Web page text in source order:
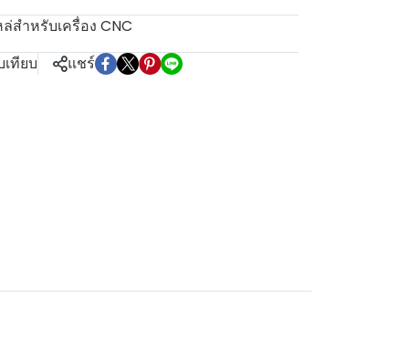
สำหรับเครื่อง CNC
เทียบ แชร์